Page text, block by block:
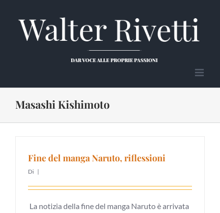
contenuto
Masashi Kishimoto
Fine del manga Naruto, riflessioni
Di |
La notizia della fine del manga Naruto è arrivata